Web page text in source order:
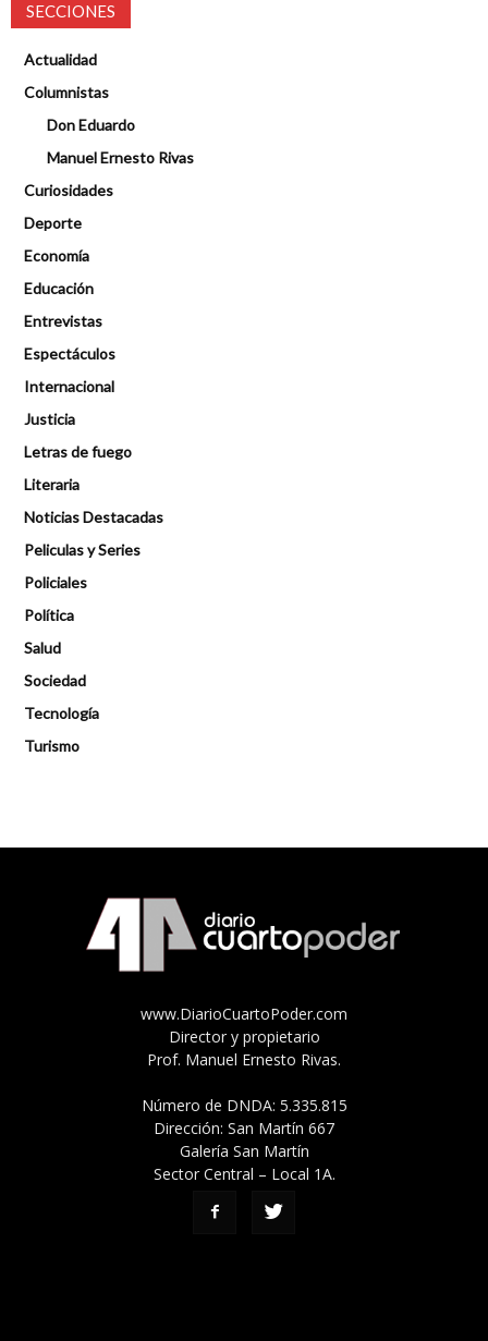
SECCIONES
Actualidad
Columnistas
Don Eduardo
Manuel Ernesto Rivas
Curiosidades
Deporte
Economía
Educación
Entrevistas
Espectáculos
Internacional
Justicia
Letras de fuego
Literaria
Noticias Destacadas
Peliculas y Series
Policiales
Política
Salud
Sociedad
Tecnología
Turismo
www.DiarioCuartoPoder.com
Director y propietario
Prof. Manuel Ernesto Rivas.
Número de DNDA: 5.335.815
Dirección: San Martín 667
Galería San Martín
Sector Central – Local 1A.